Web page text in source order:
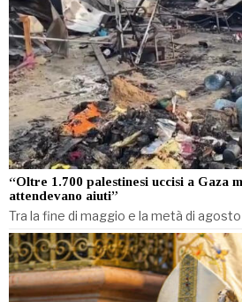
“Oltre 1.700 palestinesi uccisi a Gaza
attendevano aiuti”
Tra la fine di maggio e la metà di